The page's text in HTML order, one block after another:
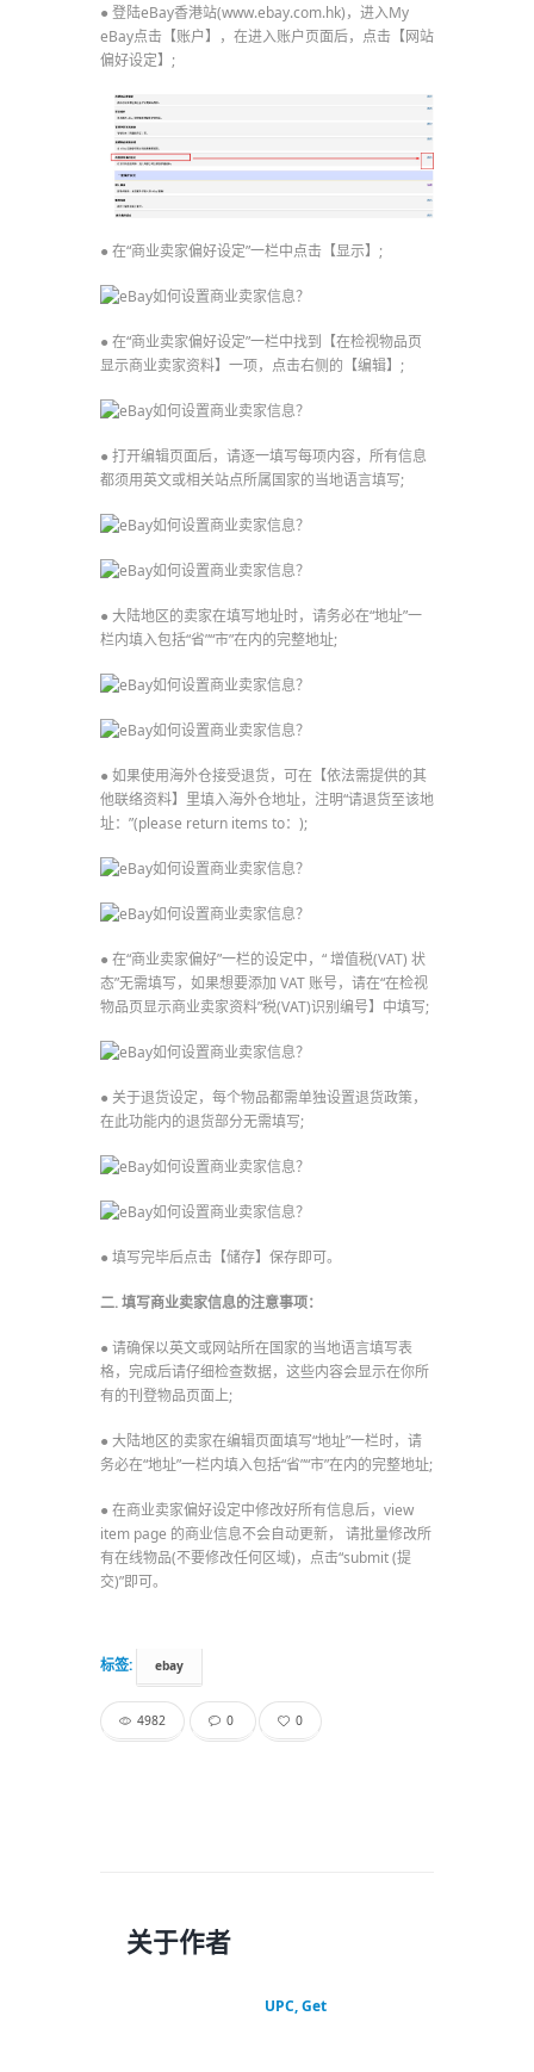
● 登陆eBay香港站(www.ebay.com.hk)，进入My
eBay点击【账户】，在进入账户页面后，点击【网站
偏好设定】;
● 在“商业卖家偏好设定”一栏中点击【显示】;
● 在“商业卖家偏好设定”一栏中找到【在检视物品页
显示商业卖家资料】一项，点击右侧的【编辑】;
● 打开编辑页面后，请逐一填写每项内容，所有信息
都须用英文或相关站点所属国家的当地语言填写;
● 大陆地区的卖家在填写地址时，请务必在“地址”一
栏内填入包括“省”“市”在内的完整地址;
● 如果使用海外仓接受退货，可在【依法需提供的其
他联络资料】里填入海外仓地址，注明“请退货至该地
址：”(please return items to：);
● 在“商业卖家偏好”一栏的设定中，“ 增值税(VAT) 状
态”无需填写，如果想要添加 VAT 账号，请在“在检视
物品页显示商业卖家资料”税(VAT)识别编号】中填写;
● 关于退货设定，每个物品都需单独设置退货政策，
在此功能内的退货部分无需填写;
● 填写完毕后点击【储存】保存即可。
二. 填写商业卖家信息的注意事项：
● 请确保以英文或网站所在国家的当地语言填写表
格，完成后请仔细检查数据，这些内容会显示在你所
有的刊登物品页面上;
● 大陆地区的卖家在编辑页面填写“地址”一栏时，请
务必在“地址”一栏内填入包括“省”“市”在内的完整地址;
● 在商业卖家偏好设定中修改好所有信息后，view
item page 的商业信息不会自动更新， 请批量修改所
有在线物品(不要修改任何区域)，点击“submit (提
交)”即可。
标签: ebay
4982 0 0
关于作者
UPC, Get